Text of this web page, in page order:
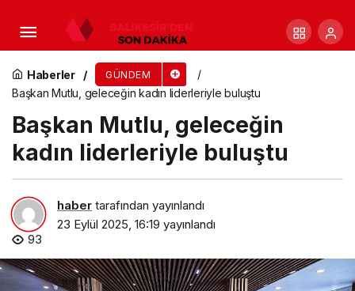
Haberler GÜNDEM
Başkan Mutlu, geleceğin kadın liderleriyle buluştu
Başkan Mutlu, geleceğin
kadın liderleriyle buluştu
haber tarafından yayınlandı
23 Eylül 2025, 16:19 yayınlandı
93
Selçuklu Belediyesi ile Moğolistan’ın Nalaikh
Belediyesi Arasında Kardeş Belediye Protokolü